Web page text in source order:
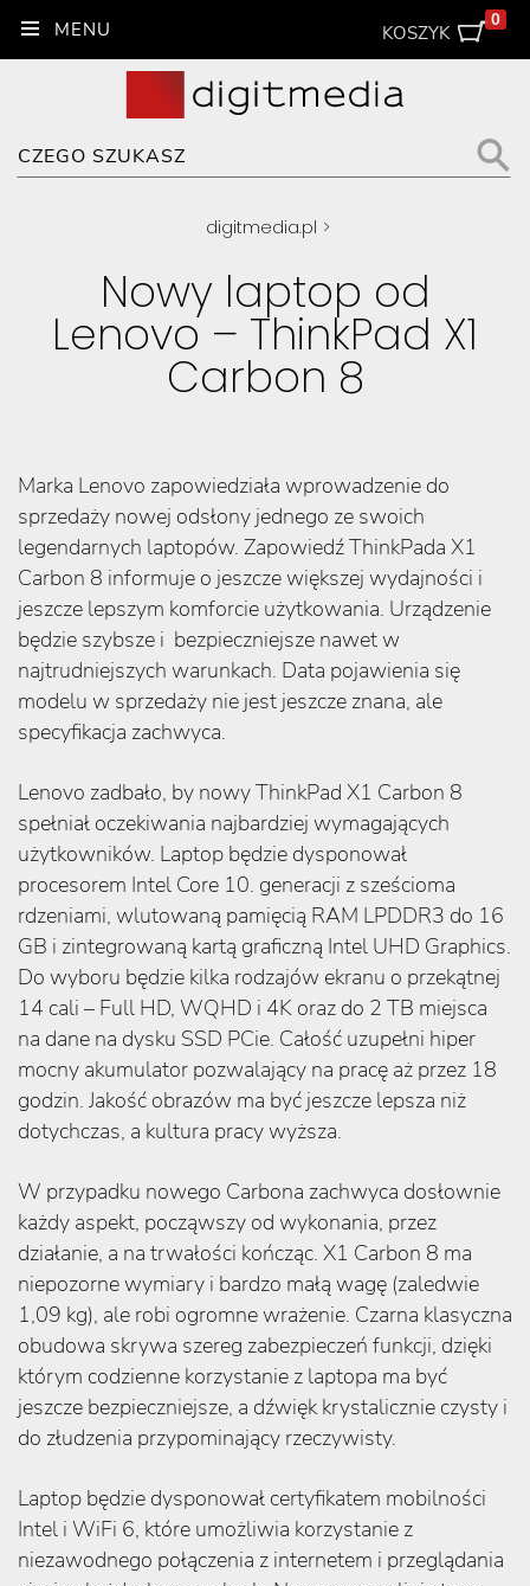
KOSZYK
0
digitmedia.pl >
Nowy laptop od
Lenovo – ThinkPad X1
Carbon 8
Marka Lenovo zapowiedziała wprowadzenie do
sprzedaży nowej odsłony jednego ze swoich
legendarnych laptopów. Zapowiedź ThinkPada X1
Carbon 8 informuje o jeszcze większej wydajności i
jeszcze lepszym komforcie użytkowania. Urządzenie
będzie szybsze i bezpieczniejsze nawet w
najtrudniejszych warunkach. Data pojawienia się
modelu w sprzedaży nie jest jeszcze znana, ale
specyfikacja zachwyca.
Lenovo zadbało, by nowy ThinkPad X1 Carbon 8
spełniał oczekiwania najbardziej wymagających
użytkowników. Laptop będzie dysponował
procesorem Intel Core 10. generacji z sześcioma
rdzeniami, wlutowaną pamięcią RAM LPDDR3 do 16
GB i zintegrowaną kartą graficzną Intel UHD Graphics.
Do wyboru będzie kilka rodzajów ekranu o przekątnej
14 cali – Full HD, WQHD i 4K oraz do 2 TB miejsca
na dane na dysku SSD PCie. Całość uzupełni hiper
mocny akumulator pozwalający na pracę aż przez 18
godzin. Jakość obrazów ma być jeszcze lepsza niż
dotychczas, a kultura pracy wyższa.
W przypadku nowego Carbona zachwyca dosłownie
każdy aspekt, począwszy od wykonania, przez
działanie, a na trwałości kończąc. X1 Carbon 8 ma
niepozorne wymiary i bardzo małą wagę (zaledwie
1,09 kg), ale robi ogromne wrażenie. Czarna klasyczna
obudowa skrywa szereg zabezpieczeń funkcji, dzięki
którym codzienne korzystanie z laptopa ma być
jeszcze bezpieczniejsze, a dźwięk krystalicznie czysty i
do złudzenia przypominający rzeczywisty.
Laptop będzie dysponował certyfikatem mobilności
Intel i WiFi 6, które umożliwia korzystanie z
niezawodnego połączenia z internetem i przeglądania